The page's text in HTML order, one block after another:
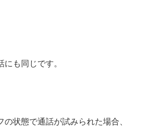
も同じです。
の状態で通話が試みられた場合、